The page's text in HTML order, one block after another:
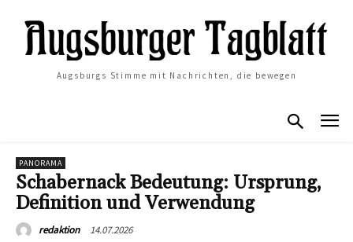
Augsburgs Stimme mit Nachrichten, die bewegen
PANORAMA
Schabernack Bedeutung: Ursprung,
Definition und Verwendung
redaktion 14.07.2026